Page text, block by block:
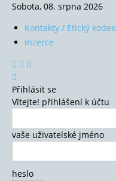
Sobota, 08. srpna 2026
Kontakty / Etický kodex
Inzerce
Přihlásit se
Vítejte! přihlášení k účtu
vaše uživatelské jméno
heslo